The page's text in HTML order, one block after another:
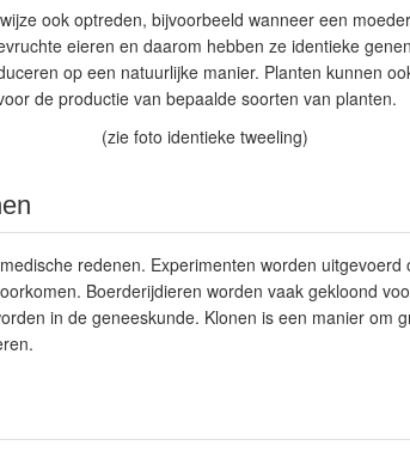
ook optreden, bijvoorbeeld wanneer een
eieren en daarom hebben ze identieke
op een natuurlijke manier. Planten kunnen
de productie van bepaalde soorten van planten.
(zie foto identieke tweeling)
redenen. Experimenten worden
Boerderijdieren worden vaak gekloond
in de geneeskunde. Klonen is een manier om